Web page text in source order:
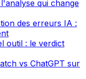
qui change
des erreurs IA :
outil : le verdict
vs ChatGPT sur